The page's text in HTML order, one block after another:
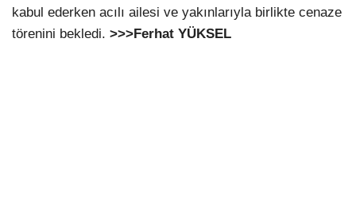
kabul ederken acılı ailesi ve yakınlarıyla birlikte cenaze
törenini bekledi. >>>Ferhat YÜKSEL